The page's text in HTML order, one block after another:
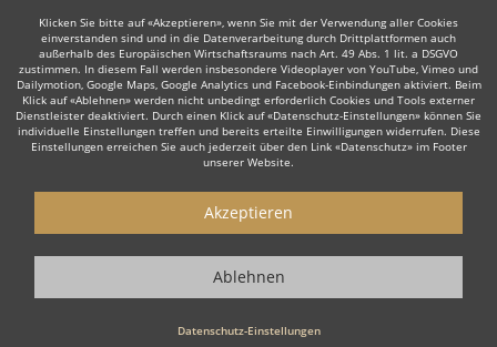
Klicken Sie bitte auf «Akzeptieren», wenn Sie mit der Verwendung aller Cookies
einverstanden sind und in die Datenverarbeitung durch Drittplattformen auch
außerhalb des Europäischen Wirtschaftsraums nach Art. 49 Abs. 1 lit. a DSGVO
zustimmen. In diesem Fall werden insbesondere Videoplayer von YouTube, Vimeo und
Dailymotion, Google Maps, Google Analytics und Facebook-Einbindungen aktiviert. Beim
Klick auf «Ablehnen» werden nicht unbedingt erforderlich Cookies und Tools externer
Dienstleister deaktiviert. Durch einen Klick auf «Datenschutz-Einstellungen» können Sie
individuelle Einstellungen treffen und bereits erteilte Einwilligungen widerrufen. Diese
Einstellungen erreichen Sie auch jederzeit über den Link «Datenschutz» im Footer
unserer Website.
Datenschutz-Einstellungen
Akzeptieren
Ablehnen